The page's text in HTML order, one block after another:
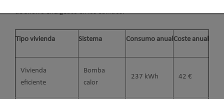
de ahorro energético en los edificios.
Tipo vivienda Sistema Consumo anualCoste anual
Vivienda
eficiente
Bomba
calor
237 kWh 42 €